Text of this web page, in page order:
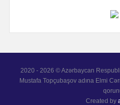
2020 - 2026 © Azərbaycan
Mustafa Topçubaşov adına Elmi
Created by